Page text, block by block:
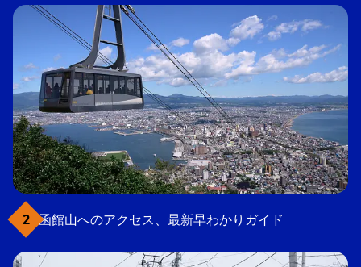
函館山へのアクセス、最新早わかりガイド